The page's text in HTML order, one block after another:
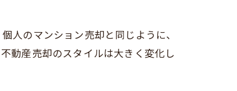
人のマンション売却と同じように、
動産売却のスタイルは大きく変化し